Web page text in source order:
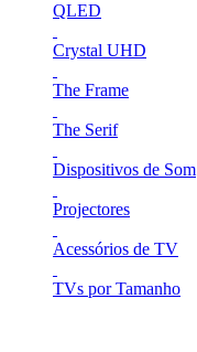
QLED
Crystal UHD
The Frame
The Serif
Dispositivos de Som
Projectores
Acessórios de TV
TVs por Tamanho